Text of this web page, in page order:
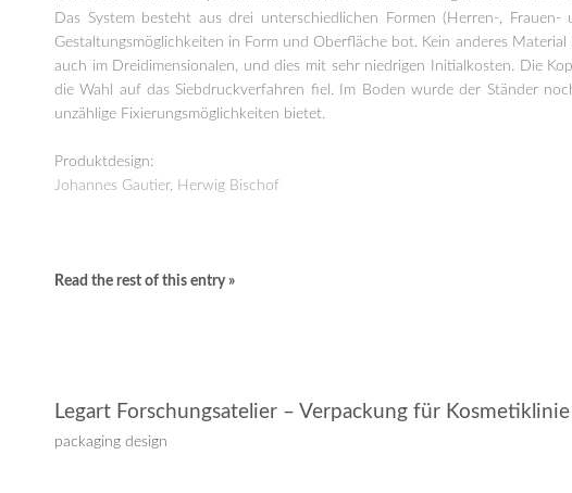
Das System besteht aus drei unterschiedlichen Formen (Herren-,
Gestaltungsmöglichkeiten in Form und Oberfläche bot. Kein anderes
auch im Dreidimensionalen, und dies mit sehr niedrigen Initialkosten. Die
die Wahl auf das Siebdruckverfahren fiel. Im Boden wurde der Ständer
unzählige Fixierungsmöglichkeiten bietet.
Produktdesign:
Johannes Gautier, Herwig Bischof
Read the rest of this entry »
Legart Forschungsatelier – Verpackung für
packaging design